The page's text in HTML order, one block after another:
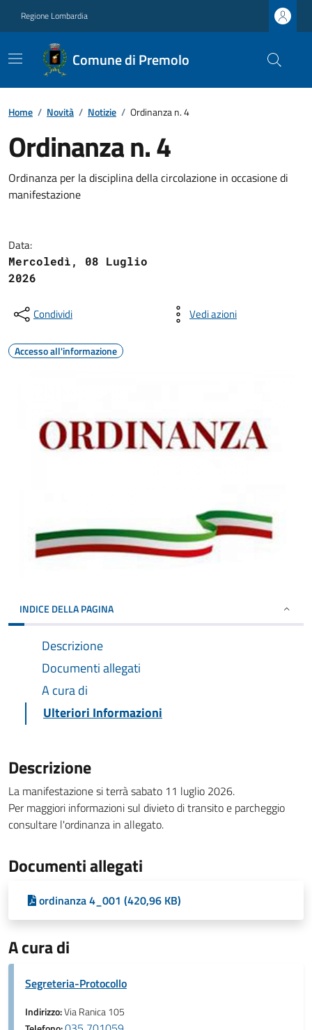
Regione Lombardia
Comune di Premolo
Home / Novità / Notizie / Ordinanza n. 4
Ordinanza n. 4
Ordinanza per la disciplina della circolazione in occasione di
manifestazione
Data:
Mercoledì, 08 Luglio
2026
Condividi Vedi azioni
Accesso all'informazione
INDICE DELLA PAGINA
Descrizione
Documenti allegati
A cura di
Ulteriori Informazioni
Descrizione
La manifestazione si terrà sabato 11 luglio 2026.
Per maggiori informazioni sul divieto di transito e parcheggio
consultare l'ordinanza in allegato.
Documenti allegati
ordinanza 4_001 (420,96 KB)
A cura di
Segreteria-Protocollo
Indirizzo:Via Ranica 105